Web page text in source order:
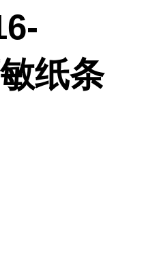
纸条